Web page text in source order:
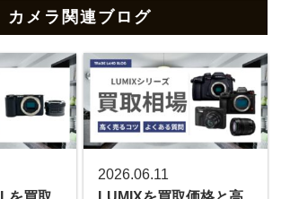
カメラ関連ブログ
2026.06.11